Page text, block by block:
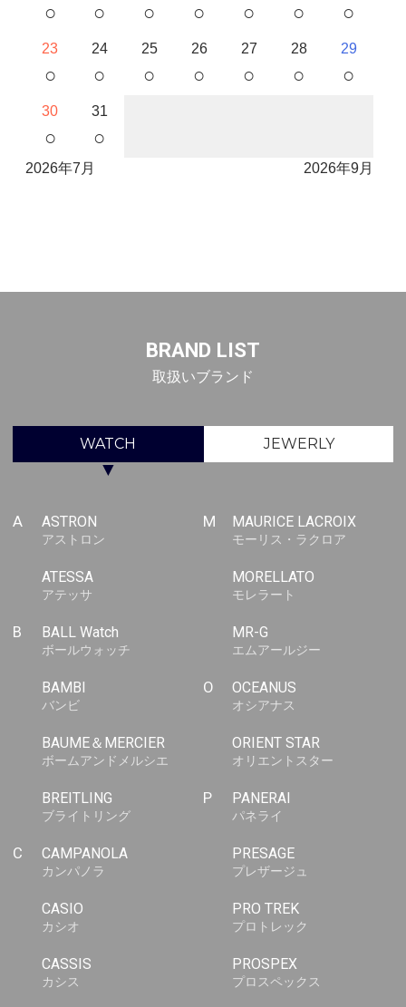
○ ○ ○ ○ ○ ○ ○
23
○
24
○
25
○
26
○
27
○
28
○
29
○
30
○
31
○
2026年7月 2026年9月
BRAND LIST
取扱いブランド
WATCH JEWERLY
▼
A ASTRON
アストロン
ATESSA
アテッサ
B BALL Watch
ボールウォッチ
BAMBI
バンビ
BAUME＆MERCIER
ボームアンドメルシエ
BREITLING
ブライトリング
C CAMPANOLA
カンパノラ
CASIO
カシオ
CASSIS
カシス
M MAURICE LACROIX
モーリス・ラクロア
MORELLATO
モレラート
MR-G
エムアールジー
O OCEANUS
オシアナス
ORIENT STAR
オリエントスター
P PANERAI
パネライ
PRESAGE
プレザージュ
PRO TREK
プロトレック
PROSPEX
プロスペックス